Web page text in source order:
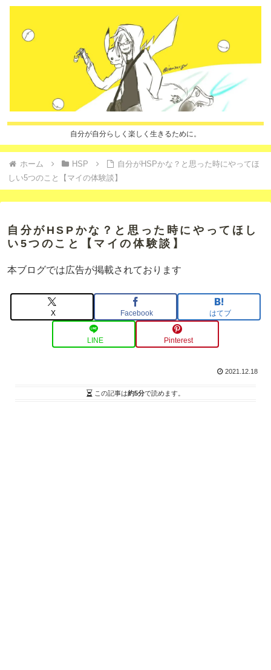
自分が自分らしく楽しく生きるために。
ホーム HSP
自分がHSPかな？と思った時にやってほ
しい5つのこと【マイの体験談】
自分がHSPかな？と思った時にやってほし
い5つのこと【マイの体験談】
本ブログでは広告が掲載されております
X Facebook はてブ
LINE Pinterest
2021.12.18
この記事は約5分で読めます。